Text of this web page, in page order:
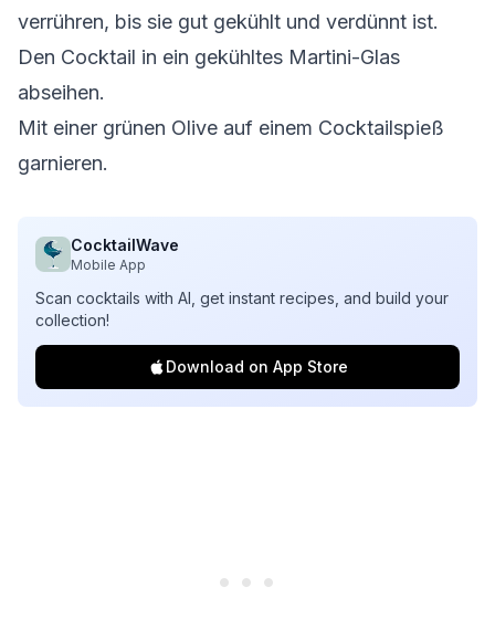
verrühren, bis sie gut gekühlt und verdünnt ist.
Den Cocktail in ein gekühltes Martini-Glas
abseihen.
Mit einer grünen Olive auf einem Cocktailspieß
garnieren.
CocktailWave
Mobile App
Scan cocktails with AI, get instant recipes, and build your
collection!
Download on App Store